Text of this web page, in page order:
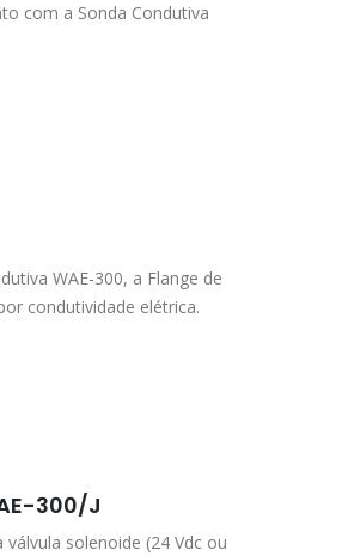
com a Sonda Condutiva
WAE-300, a Flange de
condutividade elétrica.
300/J
solenoide (24 Vdc ou